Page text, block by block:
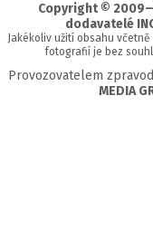
Copyright ©
dodavatelé
Jakékoliv užití obsahu
fotografií je bez
Provozovatelem
MEDIA